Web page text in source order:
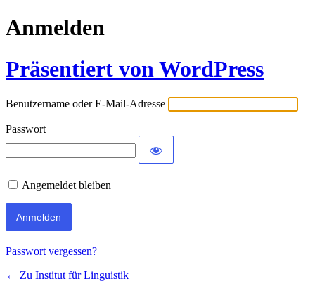
Anmelden
Präsentiert von WordPress
Benutzername oder E-Mail-Adresse
Passwort
Angemeldet bleiben
Passwort vergessen?
← Zu Institut für Linguistik